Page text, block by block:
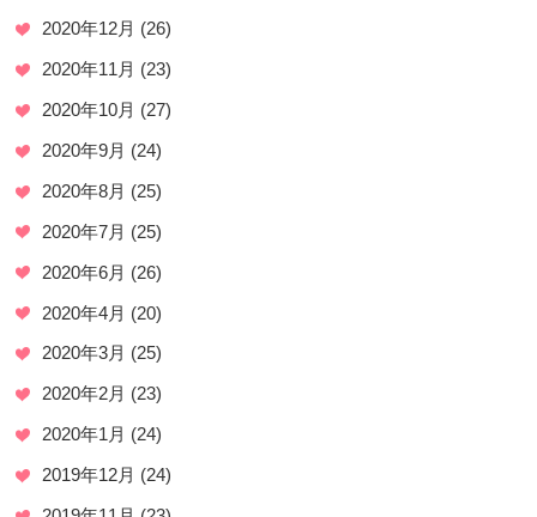
2020年12月 (26)
2020年11月 (23)
2020年10月 (27)
2020年9月 (24)
2020年8月 (25)
2020年7月 (25)
2020年6月 (26)
2020年4月 (20)
2020年3月 (25)
2020年2月 (23)
2020年1月 (24)
2019年12月 (24)